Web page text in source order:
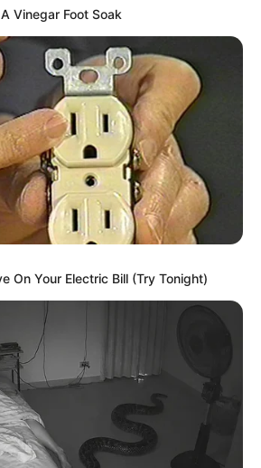
Vinegar Foot Soak
On Your Electric Bill (Try Tonight)